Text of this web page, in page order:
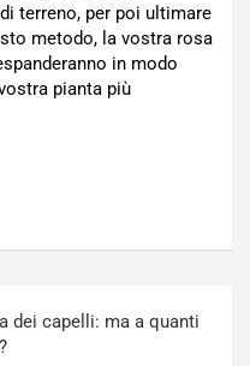
terreno, per poi ultimare
metodo, la vostra rosa
in modo
pianta più
dei capelli: ma a quanti